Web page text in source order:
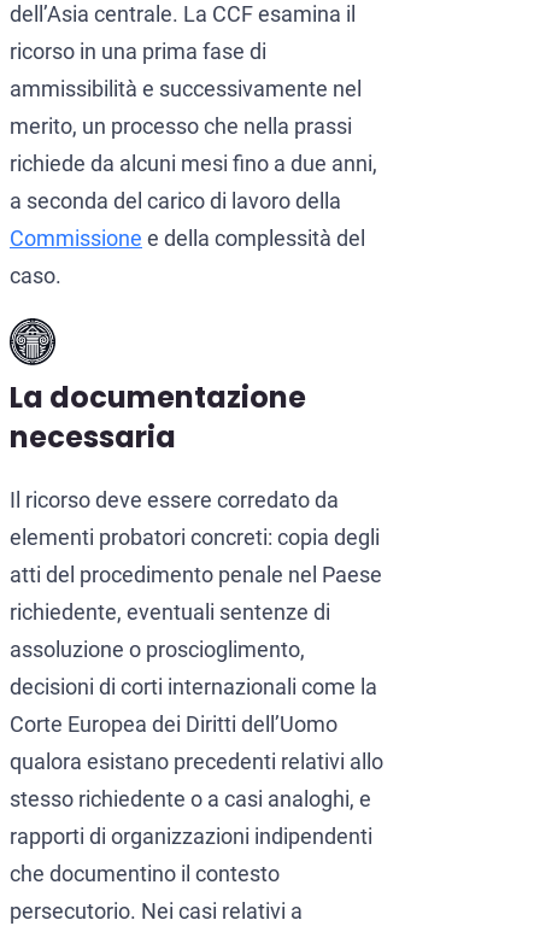
dell’Asia centrale. La CCF esamina il
ricorso in una prima fase di
ammissibilità e successivamente nel
merito, un processo che nella prassi
richiede da alcuni mesi fino a due anni,
a seconda del carico di lavoro della
Commissione e della complessità del
caso.
La documentazione
necessaria
Il ricorso deve essere corredato da
elementi probatori concreti: copia degli
atti del procedimento penale nel Paese
richiedente, eventuali sentenze di
assoluzione o proscioglimento,
decisioni di corti internazionali come la
Corte Europea dei Diritti dell’Uomo
qualora esistano precedenti relativi allo
stesso richiedente o a casi analoghi, e
rapporti di organizzazioni indipendenti
che documentino il contesto
persecutorio. Nei casi relativi a